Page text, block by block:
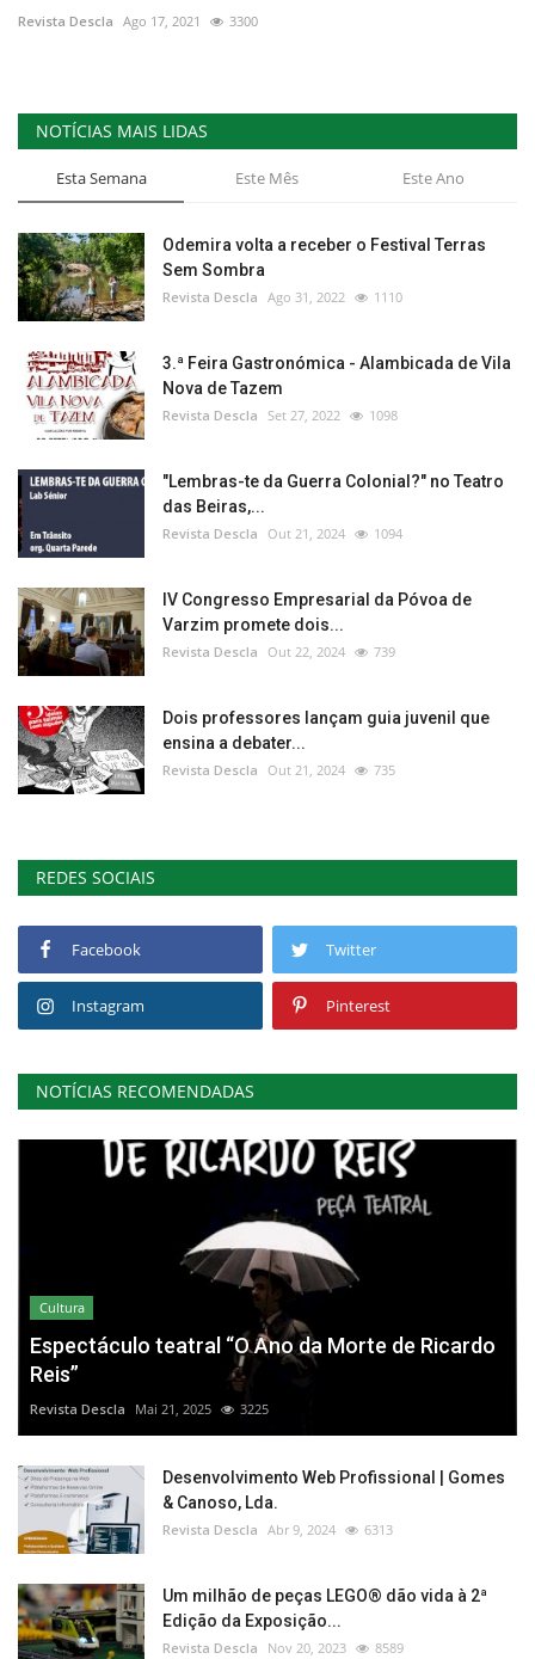
Revista Descla Ago 17, 2021 3300
NOTÍCIAS MAIS LIDAS
Esta Semana Este Mês Este Ano
Odemira volta a receber o Festival Terras
Sem Sombra
Revista Descla Ago 31, 2022 1110
3.ª Feira Gastronómica - Alambicada de Vila
Nova de Tazem
Revista Descla Set 27, 2022 1098
"Lembras-te da Guerra Colonial?" no Teatro
das Beiras,...
Revista Descla Out 21, 2024 1094
IV Congresso Empresarial da Póvoa de
Varzim promete dois...
Revista Descla Out 22, 2024 739
Dois professores lançam guia juvenil que
ensina a debater...
Revista Descla Out 21, 2024 735
REDES SOCIAIS
Facebook Twitter
Instagram Pinterest
NOTÍCIAS RECOMENDADAS
Cultura
Espectáculo teatral “O Ano da Morte de Ricardo
Reis”
Revista Descla Mai 21, 2025 3225
Desenvolvimento Web Profissional | Gomes
& Canoso, Lda.
Revista Descla Abr 9, 2024 6313
Um milhão de peças LEGO® dão vida à 2ª
Edição da Exposição...
Revista Descla Nov 20, 2023 8589